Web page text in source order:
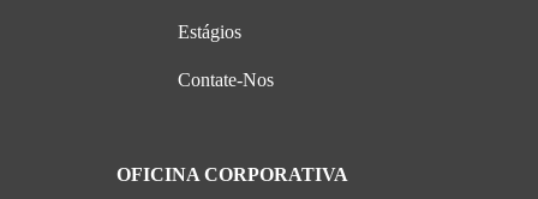
Estágios
Contate-Nos
OFICINA CORPORATIVA